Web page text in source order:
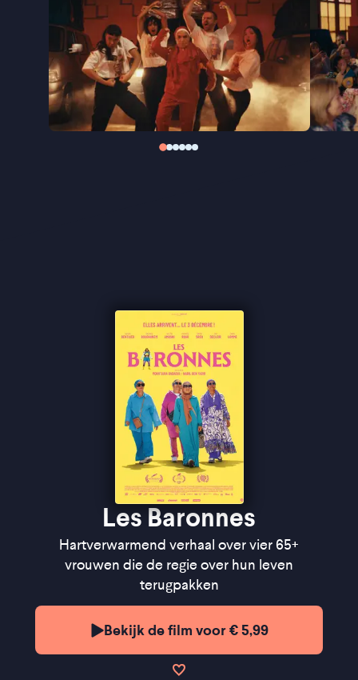
het leven van jonge mannen in Molenbeek centraal
stelde, verschuift hij inLes Baronneshet
perspectief naar een nieuwe generatie: hun
(groot)moeders. Met humor, tederheid en een
vleugje magisch realisme viert de film de kracht van
solidariteit en vrouwelijke emancipatie, en laat hij
zien dat het nooit te laat is om opnieuw te
Les Baronnes
Hartverwarmend verhaal over vier 65+
vrouwen die de regie over hun leven
terugpakken
Bekijk de film voor € 5,99